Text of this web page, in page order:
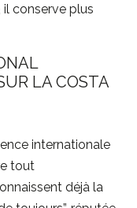
conserve plus
LA COSTA
internationale
tout
déjà la